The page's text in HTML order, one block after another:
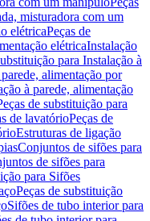
misturadora com um
elétricaPeças de
elétricaInstalação
para Instalação à
alimentação por
à parede, alimentação
de substituição para
de lavatórioPeças de
Estruturas de ligação
Conjuntos de sifões para
de sifões para
para Sifões
Peças de substituição
Sifões de tubo interior para